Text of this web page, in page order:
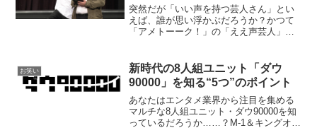
突然だが「いい声を持つ芸人さん」とい
えば、誰が思い浮かぶだろうか？かつて
「アメトーーク！」の「ええ声芸人」の
ん、サンドウィッチマン・富澤さんなど
の面々が顔を揃えていた。...
お笑い
新時代の8人組ユニット「ダウ
90000」を知る“5つ”のポイント
あなたはエンタメ業界から注目を集める
マルチな8人組ユニット・ダウ90000を知
っているだろうか……？M-1＆キングオブ